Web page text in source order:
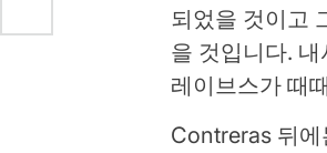
되었을 것이고
을 것입니다.
레이브스가 때
Contreras 뒤